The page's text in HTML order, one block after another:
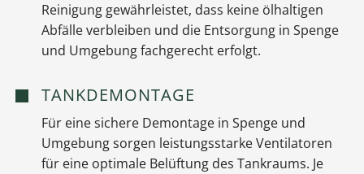
Reinigung gewährleistet, dass keine ölhaltigen
Abfälle verbleiben und die Entsorgung in Spenge
und Umgebung fachgerecht erfolgt.
TANKDEMONTAGE
Für eine sichere Demontage in Spenge und
Umgebung sorgen leistungsstarke Ventilatoren
für eine optimale Belüftung des Tankraums. Je